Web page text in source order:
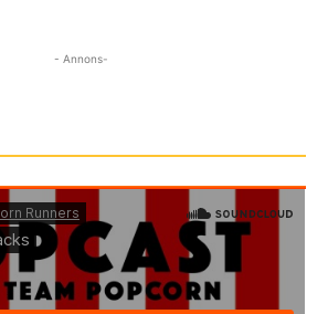
- Annons-